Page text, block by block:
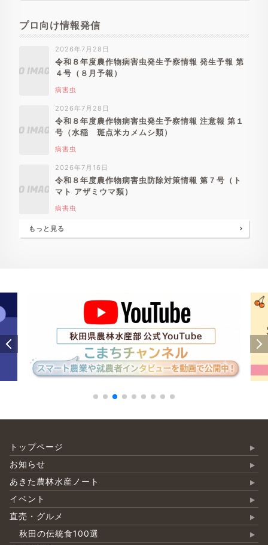
プロ向け情報発信
2026年7月28日
令和８年度農作物病害虫発生予察情報 発生予報 第
４号（８月予報）
病害虫
2026年7月28日
令和８年度農作物病害虫発生予察情報 注意報 第１
号（水稲 斑点米カメムシ類）
病害虫
2026年7月16日
令和８年度農作物病害虫防除対策情報 第７号（ト
マト アザミウマ類）
病害虫
もっと見る
トップページ
お知らせ
あきた農林水産ノート
イベント
直売・グルメ
秋田の伝統食100選